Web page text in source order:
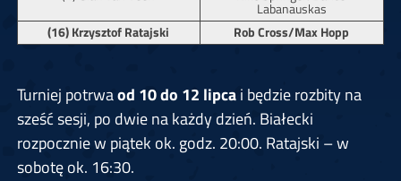
Labanauskas
(16) Krzysztof Ratajski
Rob Cross/Max Hopp
Turniej potrwaod 10 do 12 lipcai będzie rozbity na
sześć sesji, po dwie na każdy dzień. Białecki
rozpocznie w piątek ok. godz. 20:00. Ratajski – w
sobotę ok. 16:30.